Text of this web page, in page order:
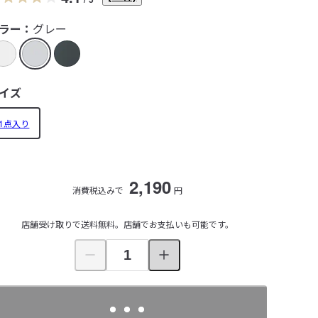
ー： グレー
ズ
点入り
消費税込みで 2,190 円
店舗受け取りで送料無料。店舗でお支払いも可能です。